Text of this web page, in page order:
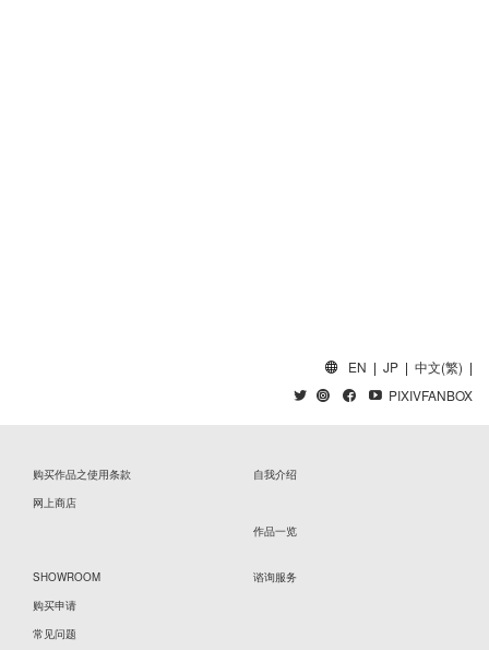
EN | JP | 中文(繁) |
PIXIVFANBOX
购买作品之使用条款
网上商店
自我介绍
作品一览
SHOWROOM
购买申请
常见问题
谘询服务